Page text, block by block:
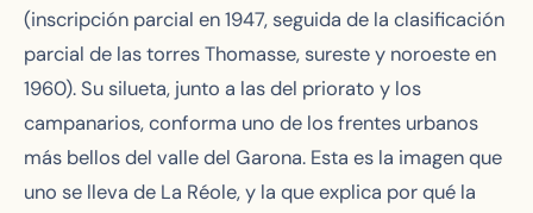
(inscripción parcial en 1947, seguida de la clasificación
parcial de las torres Thomasse, sureste y noroeste en
1960). Su silueta, junto a las del priorato y los
campanarios, conforma uno de los frentes urbanos
más bellos del valle del Garona. Esta es la imagen que
uno se lleva de La Réole, y la que explica por qué la